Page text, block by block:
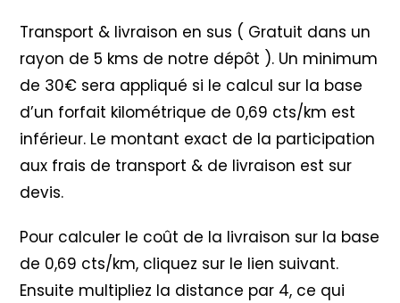
Transport & livraison en sus ( Gratuit dans un
rayon de 5 kms de notre dépôt ). Un minimum
de 30€ sera appliqué si le calcul sur la base
d’un forfait kilométrique de 0,69 cts/km est
inférieur. Le montant exact de la participation
aux frais de transport & de livraison est sur
devis.
Pour calculer le coût de la livraison sur la base
de 0,69 cts/km, cliquez sur le lien suivant.
Ensuite multipliez la distance par 4, ce qui